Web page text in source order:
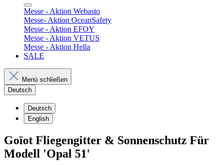
Messe - Aktion Webasto
Messe- Aktion OceanSafety
Messe - Aktion EFOY
Messe - Aktion VETUS
Messe - Aktion Hella
SALE
Menü schließen
Deutsch
Deutsch
English
Goïot Fliegengitter & Sonnenschutz Für
Modell 'Opal 51'